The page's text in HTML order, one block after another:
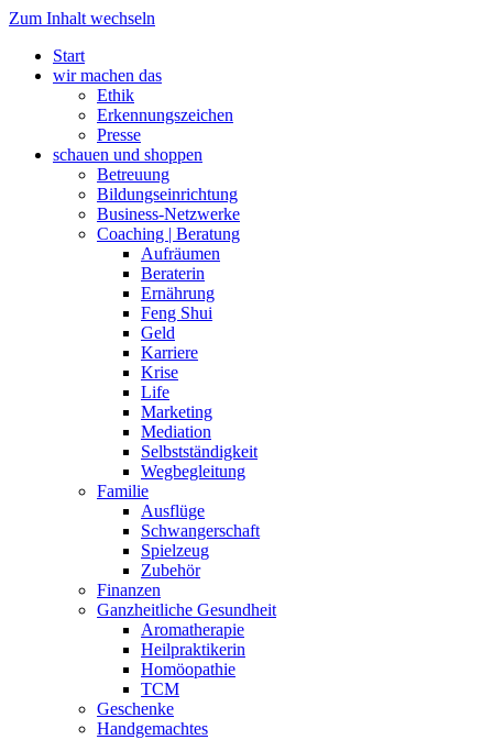
Zum Inhalt wechseln
Start
wir machen das
Ethik
Erkennungszeichen
Presse
schauen und shoppen
Betreuung
Bildungseinrichtung
Business-Netzwerke
Coaching | Beratung
Aufräumen
Beraterin
Ernährung
Feng Shui
Geld
Karriere
Krise
Life
Marketing
Mediation
Selbstständigkeit
Wegbegleitung
Familie
Ausflüge
Schwangerschaft
Spielzeug
Zubehör
Finanzen
Ganzheitliche Gesundheit
Aromatherapie
Heilpraktikerin
Homöopathie
TCM
Geschenke
Handgemachtes